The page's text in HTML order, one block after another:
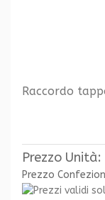
Raccordo
Prezzo Unità:
Prezzo